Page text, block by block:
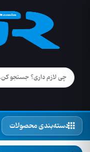
دسته‌بندی محصولات